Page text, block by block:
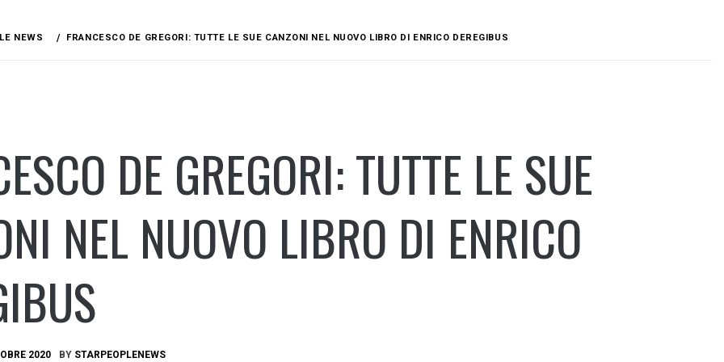
NEWS FRANCESCO DE GREGORI: TUTTE LE SUE CANZONI NEL NUOVO LIBRO DI ENRICO DEREGIBUS
DE GREGORI: TUTTE LE SUE
NEL NUOVO LIBRO DI ENRICO
2020 BY STARPEOPLENEWS